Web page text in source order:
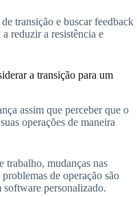
transição e buscar feedback
reduzir a resistência e
a transição para um
assim que perceber que o
operações de maneira
trabalho, mudanças nas
de operação são
personalizado.